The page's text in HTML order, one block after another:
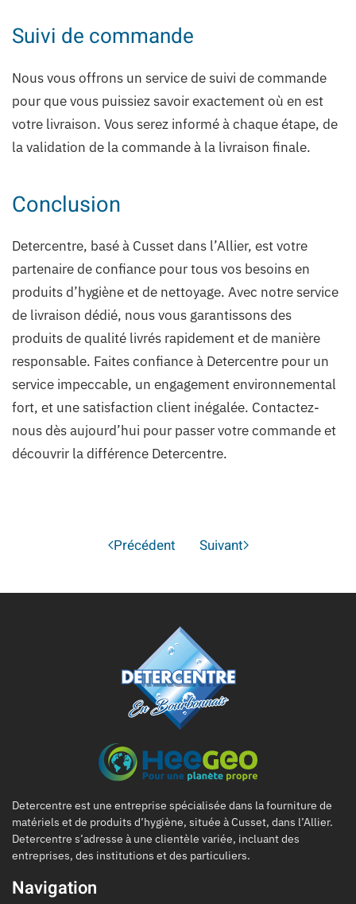
Suivi de commande
Nous vous offrons un service de suivi de commande
pour que vous puissiez savoir exactement où en est
votre livraison. Vous serez informé à chaque étape, de
la validation de la commande à la livraison finale.
Conclusion
Detercentre, basé à Cusset dans l’Allier, est votre
partenaire de confiance pour tous vos besoins en
produits d’hygiène et de nettoyage. Avec notre service
de livraison dédié, nous vous garantissons des
produits de qualité livrés rapidement et de manière
responsable. Faites confiance à Detercentre pour un
service impeccable, un engagement environnemental
fort, et une satisfaction client inégalée. Contactez-
nous dès aujourd’hui pour passer votre commande et
découvrir la différence Detercentre.
Précédent Suivant
Detercentre est une entreprise spécialisée dans la fourniture de
matériels et de produits d’hygiène, située à Cusset, dans l’Allier.
Detercentre s’adresse à une clientèle variée, incluant des
entreprises, des institutions et des particuliers.
Navigation